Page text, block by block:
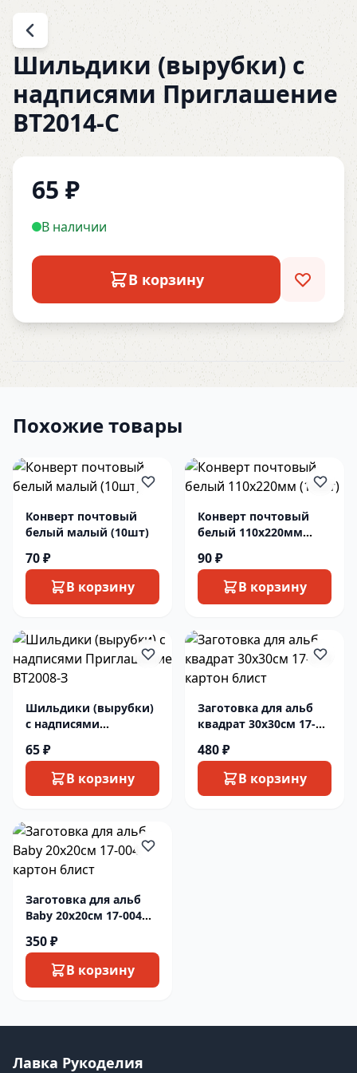
Шильдики (вырубки) с
надписями Приглашение
ВТ2014-С
65 ₽
В наличии
В корзину
Похожие товары
Конверт почтовый
белый малый (10шт)
70 ₽
В корзину
Конверт почтовый
белый 110х220мм
90 ₽
В корзину
Шильдики (вырубки)
с надписями
З
65 ₽
В корзину
Заготовка для альб
квадрат 30х30см 17-
480 ₽
В корзину
Заготовка для альб
Baby 20х20см 17-004
350 ₽
В корзину
Лавка Рукоделия